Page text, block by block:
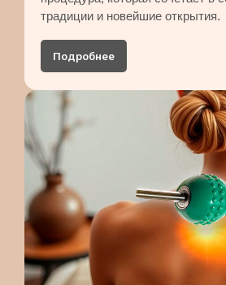
традиции и новейшие открытия.
Подробнее